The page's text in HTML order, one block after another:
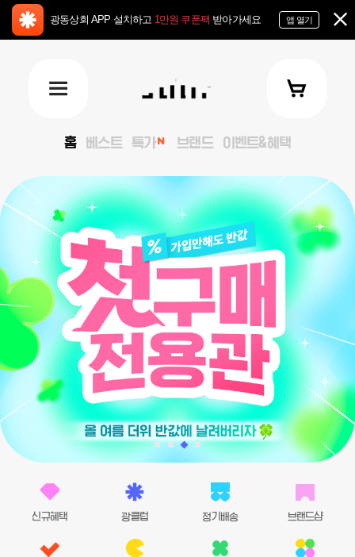
광동상회 APP 설치하고 1만원 쿠폰팩 받아가세요 앱 열기
홈 베스트 특가 브랜드 이벤트&혜택
keyVisual
신규혜택 광클럽 정기배송 브랜드샵